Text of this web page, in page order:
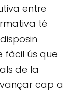
entre
té
fàcil ús que
de la
cap a